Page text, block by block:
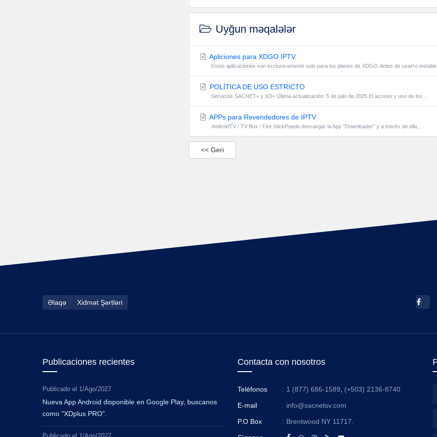
Uyğun məqalələr
Apliciones para XDGO IPTV
Estas aplicaciones son exclusivamente solo para los planes de XDGO.Antes de usarl o instalar
POLÍTICA DE USO ESTRICTO
Servicios SACNET+ y XD+ Última actualización: 5 de julio de 2025 El acceso y uso de los...
APPs para Revendedores de IPTV
AndroidTV / TV Box / Fire StickPuede descargar la App ''Downloader'' y a través de ella...
<< Geri
Əlaqə Xidmət Şərtləri
Publicaciones recientes
Publicado el 1/Ago/2027
Nueva App Android disponible en Google Play, buscanos
como "XDplus PRO".
Contacta con nosotros
Teléfonos : 1 (877) 686-1589 (+503) 2136-8740
E-mail : info@sacnetsv.com
P.O Box : Brentwood NY 11717.